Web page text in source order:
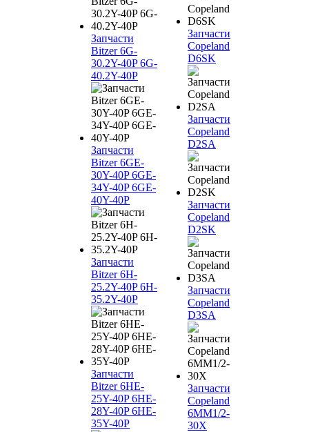
Запчасти
Bitzer 6G-
30.2Y-40P 6G-
40.2Y-40P
Запчасти
Bitzer 6GE-
30Y-40P 6GE-
34Y-40P 6GE-
40Y-40P
Запчасти
Bitzer 6H-
25.2Y-40P 6H-
35.2Y-40P
Запчасти
Bitzer 6HE-
25Y-40P 6HE-
28Y-40P 6HE-
35Y-40P
Запчасти
Copeland
D6SK
Запчасти
Copeland
D2SA
Запчасти
Copeland
D2SK
Запчасти
Copeland
D3SA
Запчасти
Copeland
6MM1/2-
30X